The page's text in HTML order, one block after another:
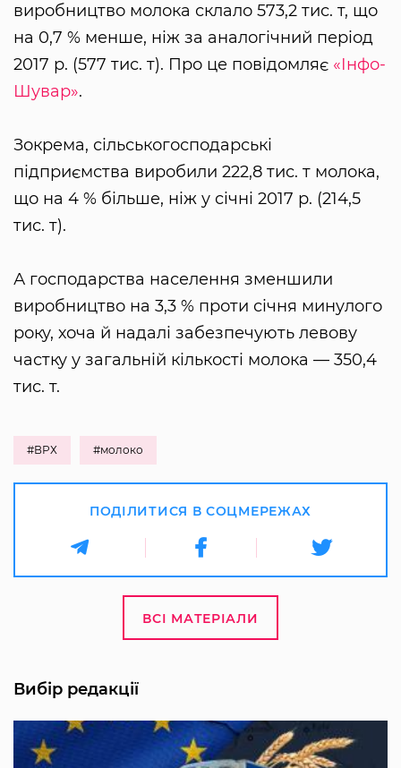
виробництво молока склало 573,2 тис. т, що
на 0,7 % менше, ніж за аналогічний період
2017 р. (577 тис. т). Про це повідомляє «Інфо-
Шувар».
Зокрема, сільськогосподарські
підприємства виробили 222,8 тис. т молока,
що на 4 % більше, ніж у січні 2017 р. (214,5
тис. т).
А господарства населення зменшили
виробництво на 3,3 % проти січня минулого
року, хоча й надалі забезпечують левову
частку у загальній кількості молока — 350,4
тис. т.
#ВРХ #молоко
ПОДІЛИТИСЯ В СОЦМЕРЕЖАХ
ВСІ МАТЕРІАЛИ
Вибір редакції